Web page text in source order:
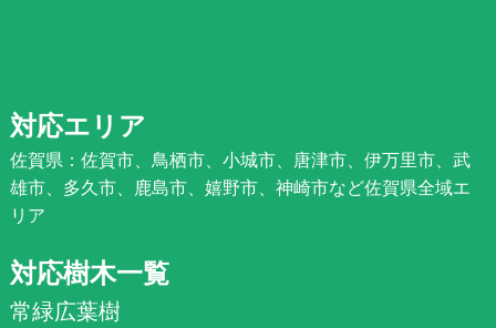
対応エリア
佐賀県：佐賀市、鳥栖市、小城市、唐津市、伊万里市、武
雄市、多久市、鹿島市、嬉野市、神崎市など佐賀県全域エ
リア
対応樹木一覧
常緑広葉樹